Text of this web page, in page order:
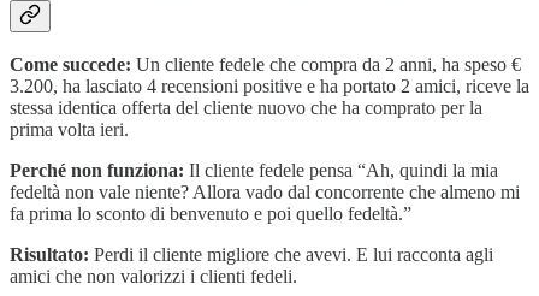
Come succede: Un cliente fedele che compra da 2 anni, ha speso €
3.200, ha lasciato 4 recensioni positive e ha portato 2 amici, riceve la
stessa identica offerta del cliente nuovo che ha comprato per la
prima volta ieri.
Perché non funziona: Il cliente fedele pensa “Ah, quindi la mia
fedeltà non vale niente? Allora vado dal concorrente che almeno mi
fa prima lo sconto di benvenuto e poi quello fedeltà.”
Risultato: Perdi il cliente migliore che avevi. E lui racconta agli
amici che non valorizzi i clienti fedeli.